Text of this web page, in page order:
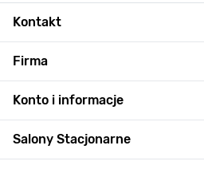
Kontakt
Firma
Konto i informacje
Salony Stacjonarne